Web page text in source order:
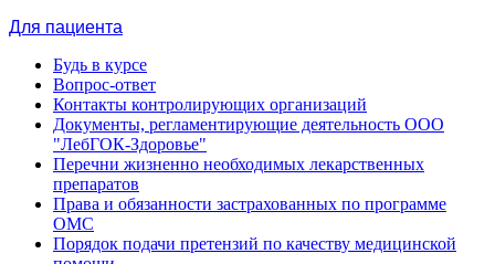
Для пациента
Будь в курсе
Вопрос-ответ
Контакты контролирующих организаций
Документы, регламентирующие деятельность ООО
"ЛебГОК-Здоровье"
Перечни жизненно необходимых лекарственных
препаратов
Права и обязанности застрахованных по программе
ОМС
Порядок подачи претензий по качеству медицинской